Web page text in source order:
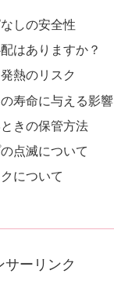
しの安全性
はありますか？
熱のリスク
寿命に与える影響
きの保管方法
点滅について
について
サーリンク